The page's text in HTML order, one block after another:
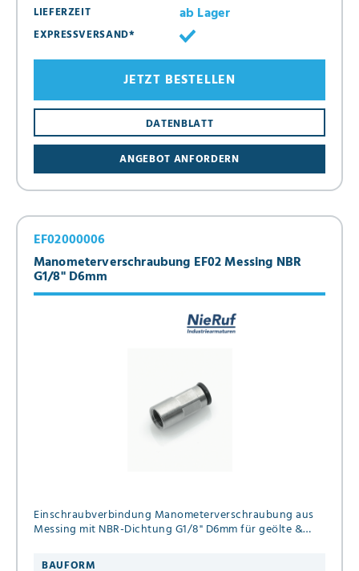
LIEFERZEIT
ab Lager
EXPRESSVERSAND*
ANGEBOT ANFORDERN
DATENBLATT
JETZT BESTELLEN
Manometerverschraubung EF02 Messing NBR
G1/8" D6mm
EF02000006
Einschraubverbindung Manometerverschraubung aus
Messing mit NBR-Dichtung G1/8" D6mm für geölte &
BAUFORM